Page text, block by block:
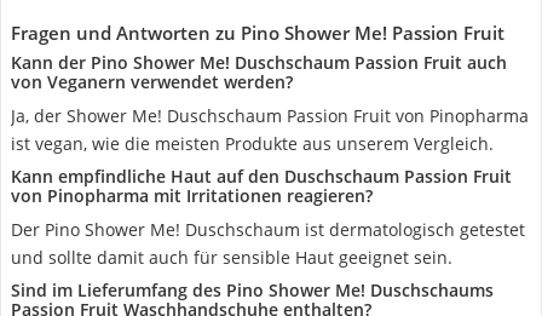
Fragen und Antworten zu Pino Shower Me! Passion Fruit
Kann der Pino Shower Me! Duschschaum Passion Fruit auch
von Veganern verwendet werden?
Ja, der Shower Me! Duschschaum Passion Fruit von Pinopharma
ist vegan, wie die meisten Produkte aus unserem Vergleich.
Kann empfindliche Haut auf den Duschschaum Passion Fruit
von Pinopharma mit Irritationen reagieren?
Der Pino Shower Me! Duschschaum ist dermatologisch getestet
und sollte damit auch für sensible Haut geeignet sein.
Sind im Lieferumfang des Pino Shower Me! Duschschaums
Passion Fruit Waschhandschuhe enthalten?